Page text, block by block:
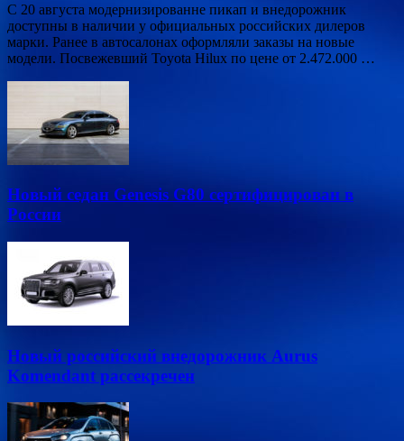
С 20 августа модернизированне пикап и внедорожник
доступны в наличии у официальных российских дилеров
марки. Ранее в автосалонах оформляли заказы на новые
модели. Посвежевший Toyota Hilux по цене от 2.472.000 …
Новый седан Genesis G80 сертифицирован в
России
Новый российский внедорожник Aurus
Komendant рассекречен